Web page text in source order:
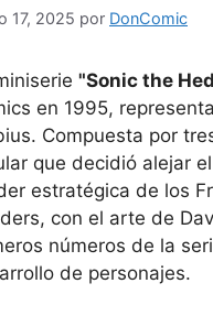
17, 2025 por DonComic
"Sonic the
en 1995,
Compuesta por
que decidió alejar
estratégica de los
con el arte de
números de la
de personajes.